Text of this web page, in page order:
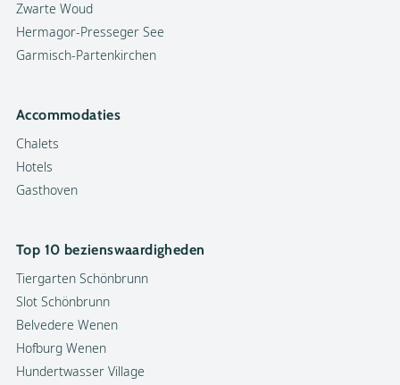
Zwarte Woud
Hermagor-Presseger See
Garmisch-Partenkirchen
Accommodaties
Chalets
Hotels
Gasthoven
Top 10 bezienswaardigheden
Tiergarten Schönbrunn
Slot Schönbrunn
Belvedere Wenen
Hofburg Wenen
Hundertwasser Village